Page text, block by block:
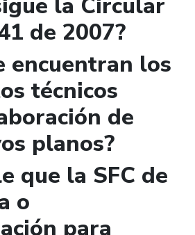
la Circular
de 2007?
encuentran los
técnicos
de
planos?
que la SFC de
o
para